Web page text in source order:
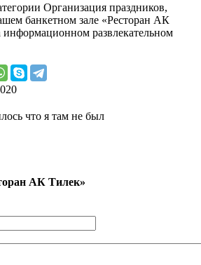
Организация праздников,
банкетном зале «Ресторан АК
развлекательном
что я там не был
АК Тилек»